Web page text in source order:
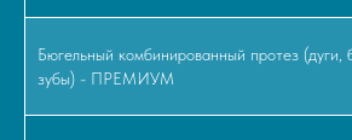
Бюгельный комбинированный протез (дуги,
зубы) - ПРЕМИУМ